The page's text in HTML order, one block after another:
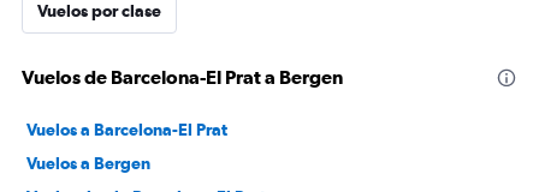
Vuelos por clase
Vuelos de Barcelona-El Prat a Bergen
Vuelos a Barcelona-El Prat
Vuelos a Bergen